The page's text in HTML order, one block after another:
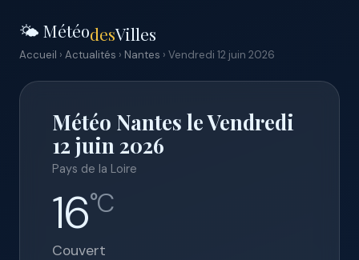
🌤️ MétéodesVilles
Accueil › Actualités › Nantes › Vendredi 12 juin 2026
Météo Nantes le Vendredi
12 juin 2026
Pays de la Loire
16°C
Couvert